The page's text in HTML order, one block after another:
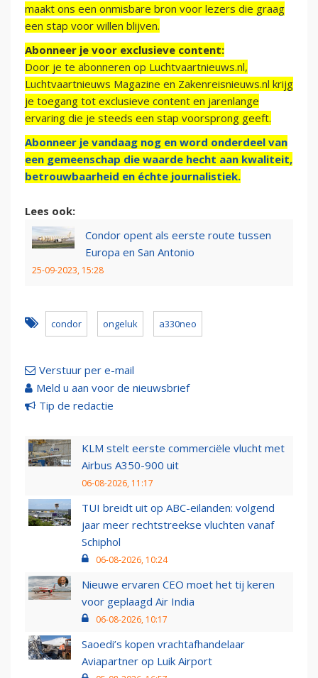
maakt ons een onmisbare bron voor lezers die graag
een stap voor willen blijven.
Abonneer je voor exclusieve content:
Door je te abonneren op Luchtvaartnieuws.nl,
Luchtvaartnieuws Magazine en Zakenreisnieuws.nl krijg
je toegang tot exclusieve content en jarenlange
ervaring die je steeds een stap voorsprong geeft.
Abonneer je vandaag nog en word onderdeel van
een gemeenschap die waarde hecht aan kwaliteit,
betrouwbaarheid en échte journalistiek.
Lees ook:
Condor opent als eerste route tussen
Europa en San Antonio
25-09-2023, 15:28
condor ongeluk a330neo
Verstuur per e-mail
Meld u aan voor de nieuwsbrief
Tip de redactie
KLM stelt eerste commerciële vlucht met
Airbus A350-900 uit
06-08-2026, 11:17
TUI breidt uit op ABC-eilanden: volgend
jaar meer rechtstreekse vluchten vanaf
Schiphol
06-08-2026, 10:24
Nieuwe ervaren CEO moet het tij keren
voor geplaagd Air India
06-08-2026, 10:17
Saoedi’s kopen vrachtafhandelaar
Aviapartner op Luik Airport